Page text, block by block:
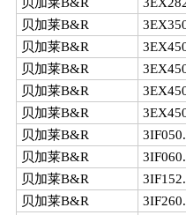
贝加莱B&R
贝加莱B&R
贝加莱B&R
贝加莱B&R
贝加莱B&R
贝加莱B&R
贝加莱B&R
贝加莱B&R
贝加莱B&R